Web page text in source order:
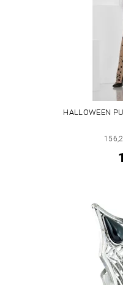
HALLOWEEN